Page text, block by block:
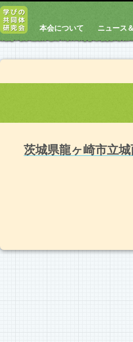
本会について ニュース
茨城県龍ヶ崎市立